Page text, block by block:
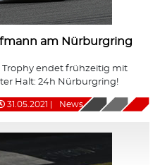
am Nürburgring
Trophy endet frühzeitig mit
Halt: 24h Nürburgring!
31.05.2021 News